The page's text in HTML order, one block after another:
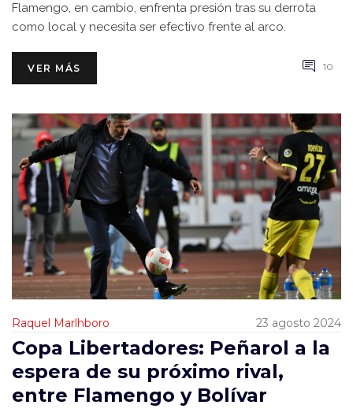
Flamengo, en cambio, enfrenta presión tras su derrota
como local y necesita ser efectivo frente al arco.
VER MÁS 10
Raquel Marlhboro 23 agosto 2024
Copa Libertadores: Peñarol a la
espera de su próximo rival,
entre Flamengo y Bolívar